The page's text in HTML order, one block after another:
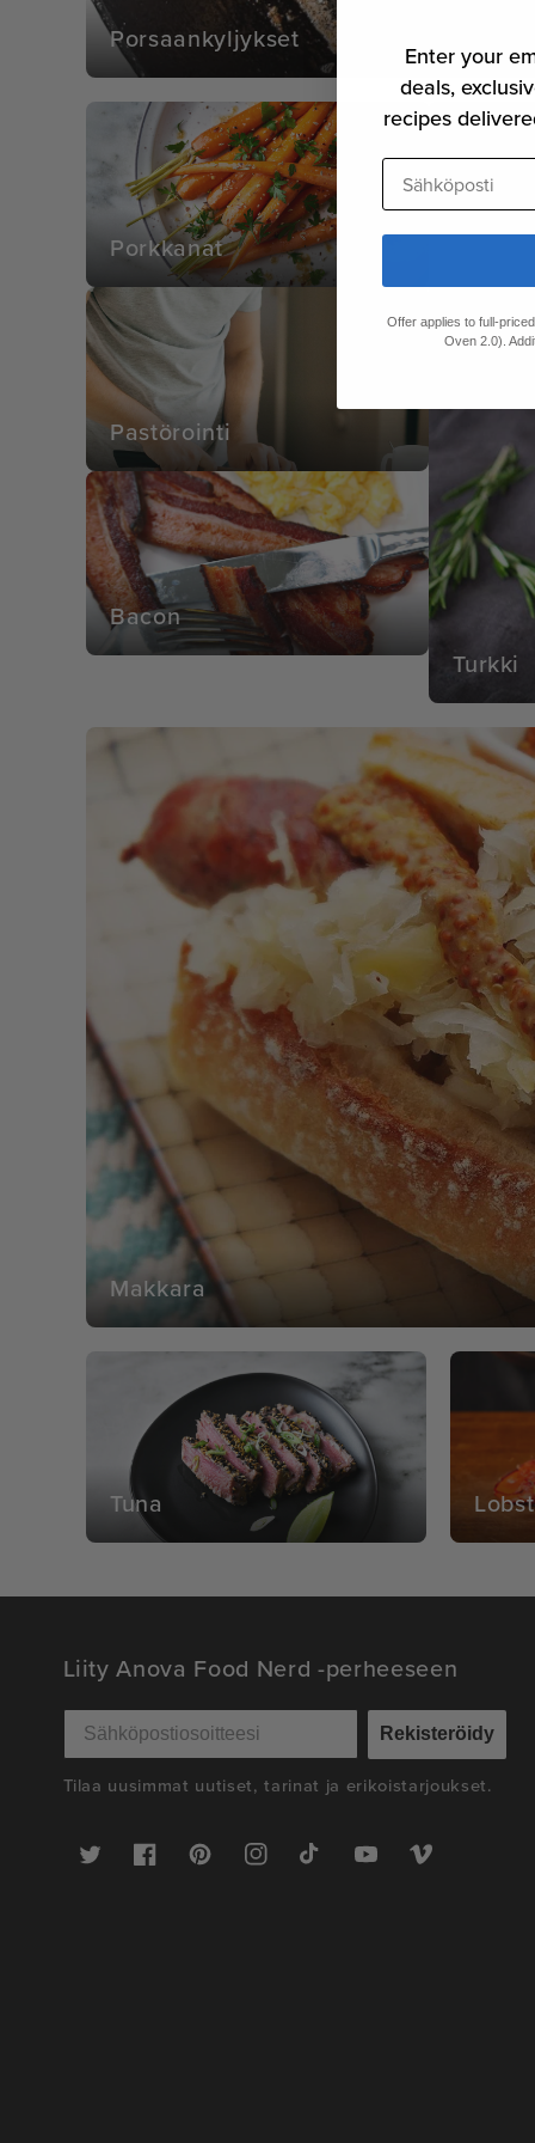
Porsaankyljykset
Porkkanat
Pastörointi
Bacon
Turkki
Makkara
Tuna
Liity Anova Food Nerd -perheeseen
Rekisteröidy
Tilaa uusimmat uutiset, tarinat ja erikoistarjoukset.
Twitter FacebookPinterestInstagramTikTok YouTubeVimeo
Enter your
deals,
recipes
Sähköposti
Offer applies to full-
Oven 2.0).